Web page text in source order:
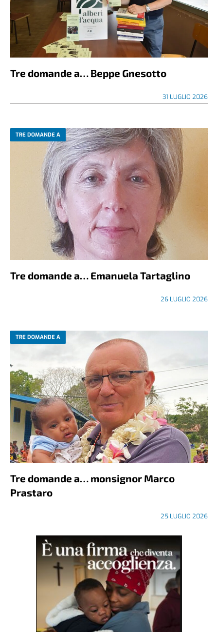
Tre domande a… Beppe Gnesotto
31 LUGLIO 2026
TRE DOMANDE A
Tre domande a… Emanuela Tartaglino
26 LUGLIO 2026
TRE DOMANDE A
Tre domande a… monsignor Marco
Prastaro
25 LUGLIO 2026